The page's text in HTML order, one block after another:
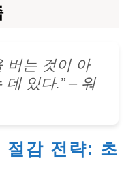
버는 것이 아
데 있다.” – 워
절감 전략: 초